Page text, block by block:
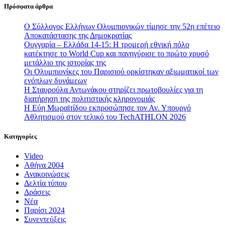
Πρόσφατα άρθρα
Ο Σύλλογος Ελλήνων Ολυμπιονικών τίμησε την 52η επέτειο
Αποκατάστασης της Δημοκρατίας
Ουγγαρία – Ελλάδα 14-15: Η τρομερή εθνική πόλο
κατέκτησε το World Cup και πανηγύρισε το πρώτο χρυσό
μετάλλιο της ιστορίας της
Οι Ολυμπιονίκες του Παρισιού ορκίστηκαν αξιωματικοί των
ενόπλων δυνάμεων
Η Σταυρούλα Αντωνάκου στηρίζει πρωτοβουλίες για τη
διατήρηση της πολιτιστικής κληρονομιάς
Η Εύη Μωραϊτίδου εκπροσώπησε τον Αν. Υπουργό
Αθλητισμού στον τελικό του TechATHLON 2026
Κατηγορίες
Video
Αθήνα 2004
Ανακοινώσεις
Δελτία τύπου
Δράσεις
Νέα
Παρίσι 2024
Συνεντεύξεις